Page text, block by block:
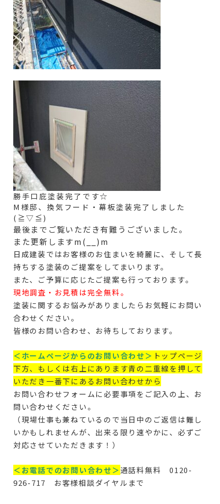
勝手口庇塗装完了です☆
M様邸、換気フード・幕板塗装完了しました
(≧▽≦)
最後までご覧いただき有難うございました。
また更新しますm(__)m
日成建装ではお客様のお住まいを綺麗に、そして長
持ちする塗装のご提案をしてまいります。
また、ご予算に応じたご提案も行っております。
現地調査・お見積は完全無料。
塗装に関するお悩みがありましたらお気軽にお問い
合わせください。
皆様のお問い合わせ、お待ちしております。
＜ホームページからのお問い合わせ＞ トップページ
下方、もしくは右上にあります青の二重線を押して
いただき一番下にあるお問い合わせから
お問い合わせフォームに必要事項をご記入の上、お
問い合わせください。
（現場仕事も兼ねているので当日中のご返信は難し
いかもしれませんが、出来る限り速やかに、必ずご
対応させていただきます！）
＜お電話でのお問い合わせ＞通話料無料 0120-
926-717 お客様相談ダイヤルまで